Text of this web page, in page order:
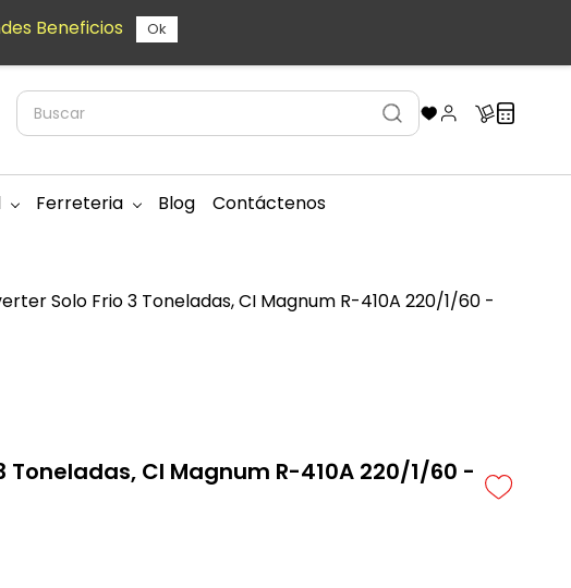
Ferreteria Blog Contáctenos
Solo Frio 3 Toneladas, CI Magnum R-410A 220/1/60 -
CI Magnum R-410A 220/1/60 -
Beneficios Ok